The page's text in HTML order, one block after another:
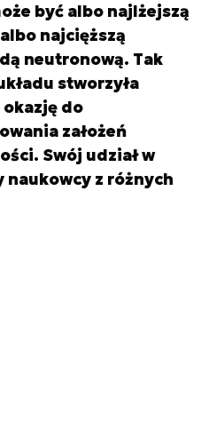
być albo najlżejszą
najcięższą
neutronową. Tak
stworzyła
do
założeń
Swój udział w
naukowcy z różnych